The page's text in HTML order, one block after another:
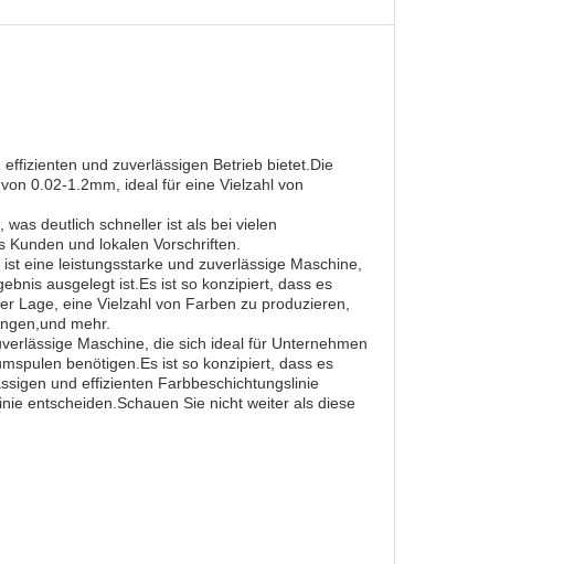
und zuverlässigen Betrieb bietet.Die
0.02-1.2mm, ideal für eine Vielzahl von
deutlich schneller ist als bei vielen
und lokalen Vorschriften.
eine leistungsstarke und zuverlässige Maschine,
ausgelegt ist.Es ist so konzipiert, dass es
Lage, eine Vielzahl von Farben zu produzieren,
mehr.
Maschine, die sich ideal für Unternehmen
benötigen.Es ist so konzipiert, dass es
und effizienten Farbbeschichtungslinie
entscheiden.Schauen Sie nicht weiter als diese